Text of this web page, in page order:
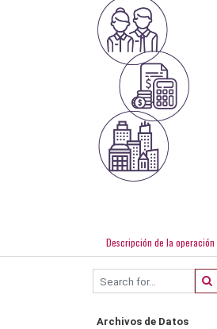
Descripción de la operación
Archivos de Datos